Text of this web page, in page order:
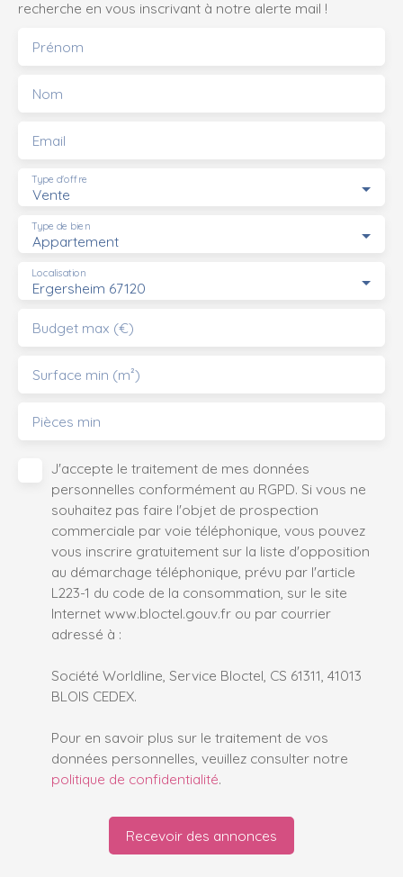
recherche en vous inscrivant à notre alerte mail !
Prénom
Nom
Email
Vente
Type d'offre
Appartement
Type de bien
Ergersheim 67120
Localisation
Budget max (€)
Surface min (m²)
Pièces min
J'accepte le traitement de mes données
personnelles conformément au RGPD. Si vous ne
souhaitez pas faire l'objet de prospection
commerciale par voie téléphonique, vous pouvez
vous inscrire gratuitement sur la liste d'opposition
au démarchage téléphonique, prévu par l'article
L223-1 du code de la consommation, sur le site
Internet www.bloctel.gouv.fr ou par courrier
adressé à :
Société Worldline, Service Bloctel, CS 61311, 41013
BLOIS CEDEX.
Pour en savoir plus sur le traitement de vos
données personnelles, veuillez consulter notre
politique de confidentialité.
Recevoir des annonces